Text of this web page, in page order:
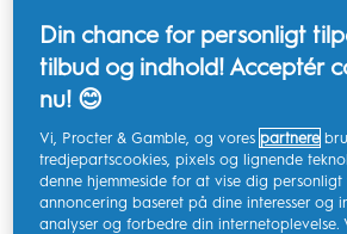
Forebyggende
god mundhygiejne
Din chance for personligt
tilbud og indhold! Acceptér
nu! 😊
Vi, Procter & Gamble, og vorespartnere
tredjepartscookies, pixels og lignende
denne hjemmeside for at vise dig personligt
annoncering baseret på dine interesser og
analyser og forbedre din